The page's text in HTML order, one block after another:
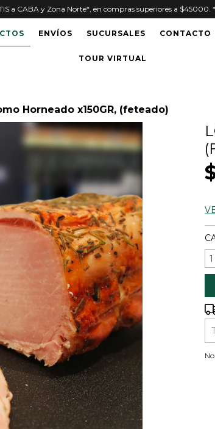
a CABA y Zona Norte*, en compras superiores a $45000.
ENVÍOS SUCURSALES CONTACTO
TOUR VIRTUAL
Horneado x150GR, (feteado)